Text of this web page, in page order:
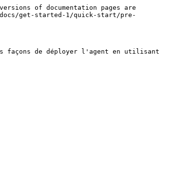
of documentation pages are
get-started-1/quick-start/pre-
façons de déployer l'agent en utilisant